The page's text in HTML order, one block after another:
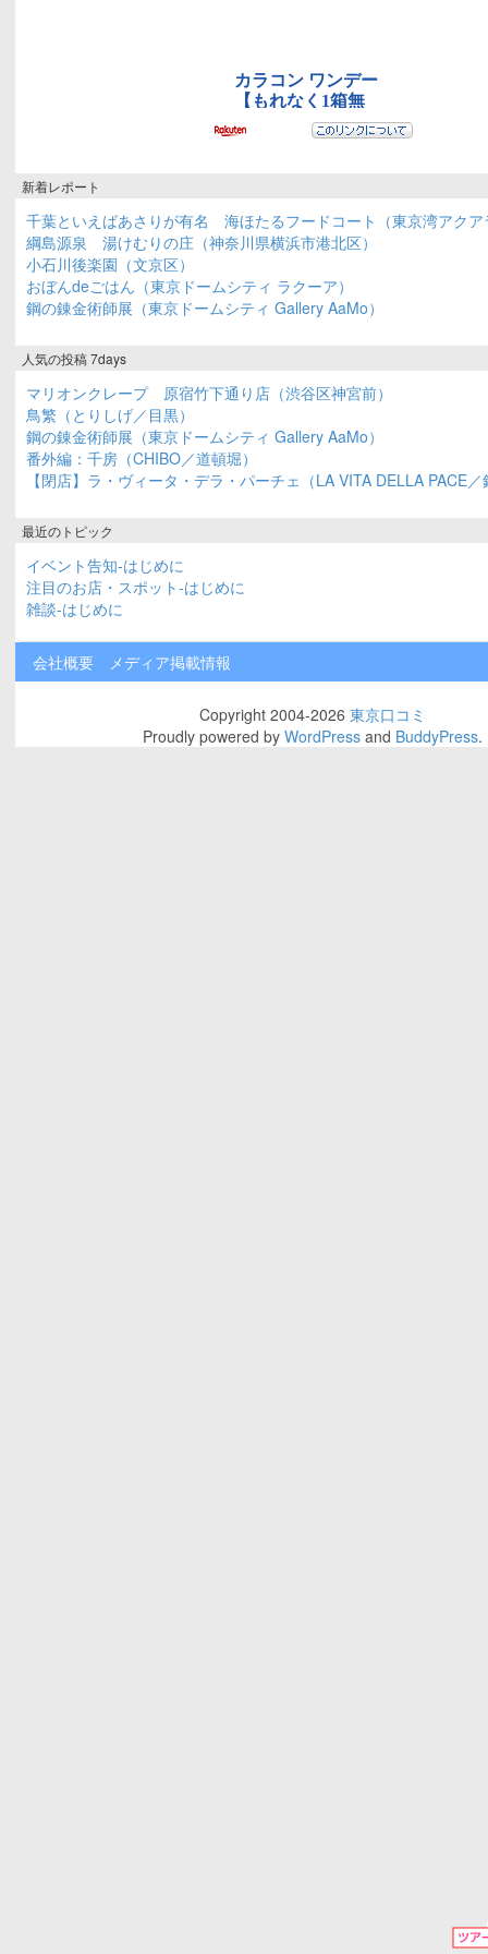
新着レポート
千葉といえばあさりが有名 海ほたるフードコート（東京湾アクア
綱島源泉 湯けむりの庄（神奈川県横浜市港北区）
小石川後楽園（文京区）
おぼんdeごはん（東京ドームシティ ラクーア）
鋼の錬金術師展（東京ドームシティ Gallery AaMo）
人気の投稿 7days
マリオンクレープ 原宿竹下通り店（渋谷区神宮前）
鳥繁（とりしげ／目黒）
鋼の錬金術師展（東京ドームシティ Gallery AaMo）
番外編：千房（CHIBO／道頓堀）
【閉店】ラ・ヴィータ・デラ・パーチェ（LA VITA DELLA PACE
最近のトピック
イベント告知-はじめに
注目のお店・スポット-はじめに
雑談-はじめに
会社概要 メディア掲載情報
Copyright 2004-2026 東京口コミ
Proudly powered by WordPressand BuddyPress.